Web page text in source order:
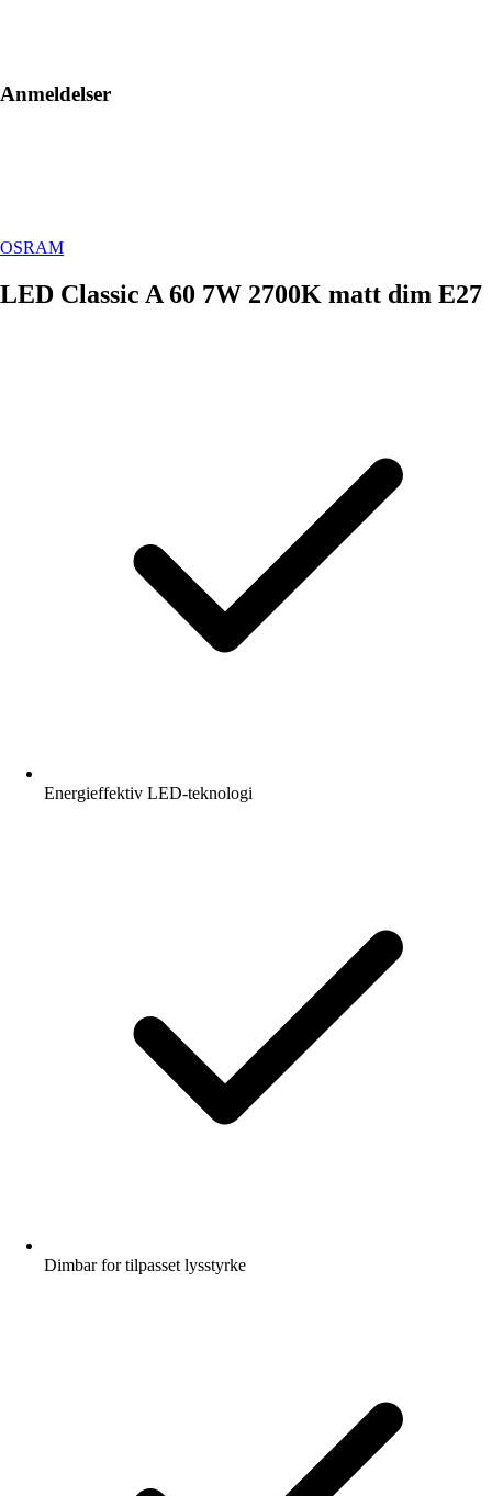
Anmeldelser
OSRAM
LED Classic A 60 7W 2700K matt dim E27
Energieffektiv LED-teknologi
Dimbar for tilpasset lysstyrke